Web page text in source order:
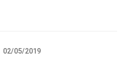
02/05/2019